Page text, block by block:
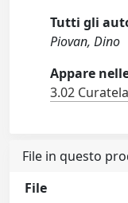
Tutti gli
Piovan, Dino
Appare
3.02 Curatela
File in questo
File